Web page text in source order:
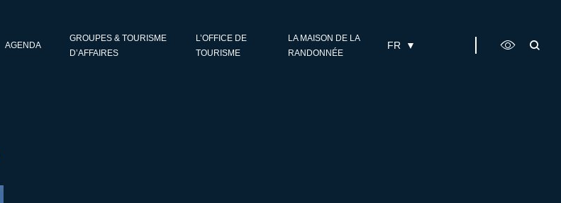
AGENDA
GROUPES & TOURISME
D’AFFAIRES
L’OFFICE DE
TOURISME
LA MAISON DE LA
RANDONNÉE
FR